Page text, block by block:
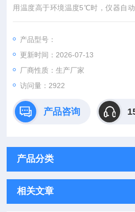
用温度高于环境温度5℃时，仪器自动
了制冷效率，同时延长了压缩机的使
产品型号：
更新时间：2026-07-13
厂商性质：生产厂家
访问量：2922
产品咨询
产品分类
相关文章